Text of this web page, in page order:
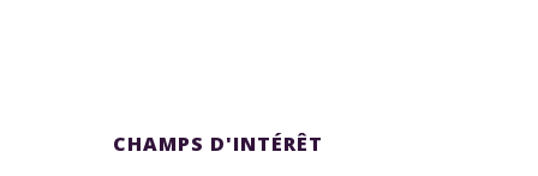
CHAMPS D'INTÉRÊT